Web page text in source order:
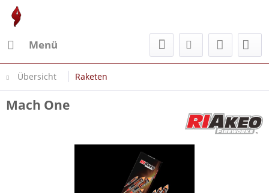
Menü
Übersicht Raketen
Mach One